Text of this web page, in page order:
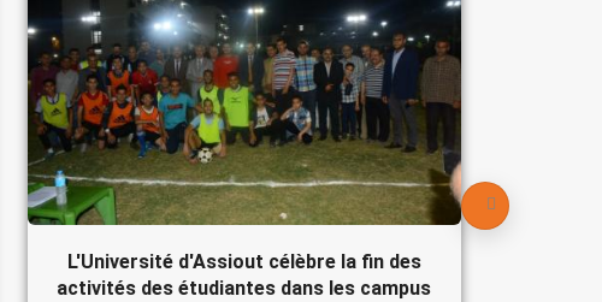
L'Université d'Assiout célèbre la fin des
activités des étudiantes dans les campus